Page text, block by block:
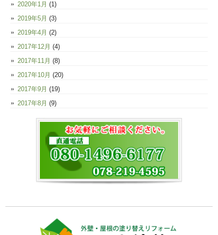
2020年1月 (1)
2019年5月 (3)
2019年4月 (2)
2017年12月 (4)
2017年11月 (8)
2017年10月 (20)
2017年9月 (19)
2017年8月 (9)